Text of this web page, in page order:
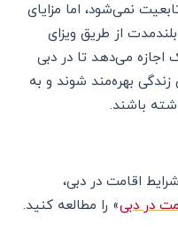
نمی‌شود، اما مزایای
از طریق ویزای
اجازه می‌دهد تا در دبی
زندگی بهره‌مند شوند و به
باشند.
اقامت در دبی،
در دبی» را مطالعه کنید.